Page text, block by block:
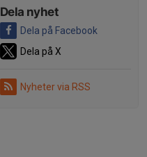
Dela nyhet
Dela på Facebook
Dela på X
Nyheter via RSS